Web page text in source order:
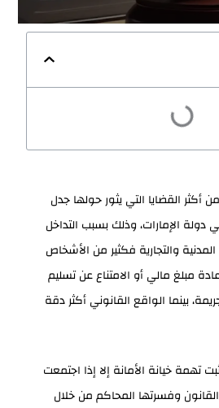
أكثر القضايا التي يثور حولها جدل
الإمارات، وذلك بسبب التداخل
المدنية والتجارية فكثير من الأشخاص
مبلغ مالي أو الامتناع عن تسليم
بينما الواقع القانوني أكثر دقة
تهمة خيانة الأمانة إلا إذا اجتمعت
وفسرتها المحاكم من خلال